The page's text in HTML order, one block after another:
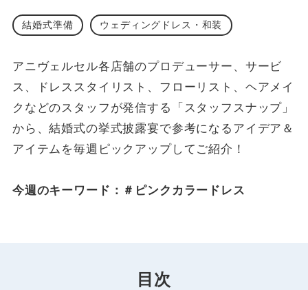
結婚式準備 ウェディングドレス・和装
アニヴェルセル各店舗のプロデューサー、サービ
ス、ドレススタイリスト、フローリスト、ヘアメイ
クなどのスタッフが発信する「スタッフスナップ」
から、結婚式の挙式披露宴で参考になるアイデア＆
アイテムを毎週ピックアップしてご紹介！
今週のキーワード：＃ピンクカラードレス
目次